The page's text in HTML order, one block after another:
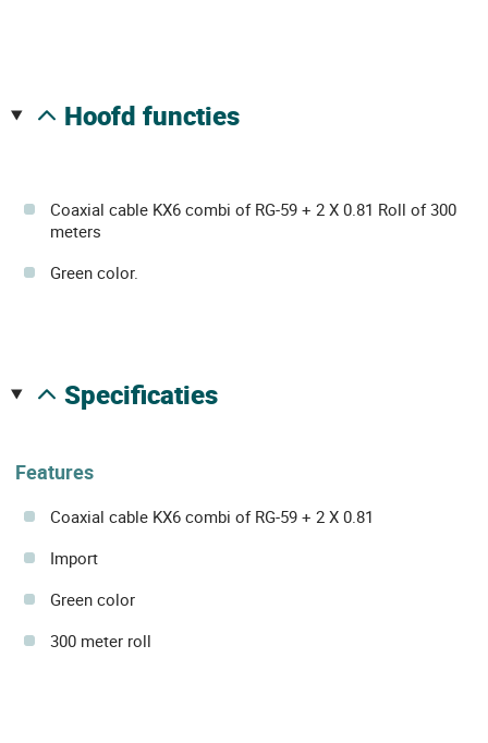
hoofd functies
Coaxial cable KX6 combi of RG-59 + 2 X 0.81 Roll of 300
meters
Green color.
specificaties
Features
Coaxial cable KX6 combi of RG-59 + 2 X 0.81
Import
Green color
300 meter roll